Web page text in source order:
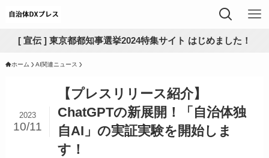
[ 宣伝 ] 東京都都知事選挙2024特集サイト はじめました！
ホーム AI関連ニュース
【プレスリリース紹介】
ChatGPTの新展開！「自治体独
自AI」の実証実験を開始しま
す！
2023
10/11